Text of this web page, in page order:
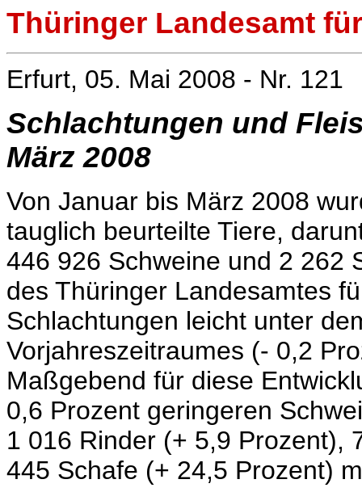
Thüringer Landesamt
Erfurt, 05. Mai 2008 - Nr. 121
Schlachtungen und
März 2008
Von Januar bis März 2008
tauglich beurteilte Tiere,
446 926 Schweine und 2 262
des Thüringer Landesamtes
Schlachtungen leicht unter
Vorjahreszeitraumes (- 0,2
Maßgebend für diese
0,6 Prozent geringeren
1 016 Rinder (+ 5,9 Prozent),
445 Schafe (+ 24,5 Prozent)